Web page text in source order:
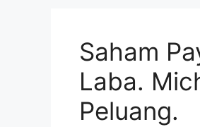
Saham
Laba.
Peluang.